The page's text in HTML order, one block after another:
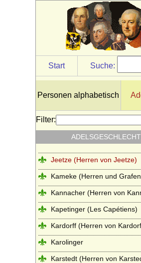
Start Suche:
Personen alphabetisch
Filter:
Hoym (Herren
Reichsgrafen und Grafen)
Ingersleben (Herren von
Grafen und Fürsten zu I.)
Itzenplitz)
Jagiellonen
Jagow (Familie von Jagow)
Jasmund (Herren von
Jeetze (Herren von Jeetze)
Kameke (Herren und
Kannacher (Herren von
Kapetinger (Les Capétiens)
Kardorff (Herren von
Karolinger
Karstedt (Herren von